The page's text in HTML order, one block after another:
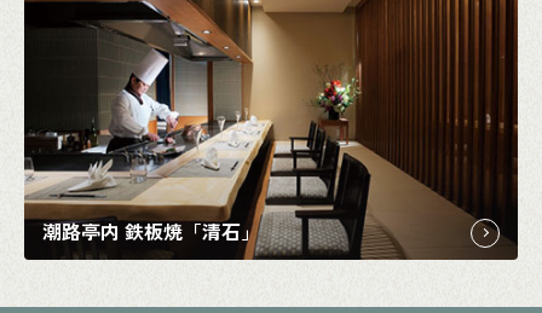
潮路亭内 鉄板焼「清石」